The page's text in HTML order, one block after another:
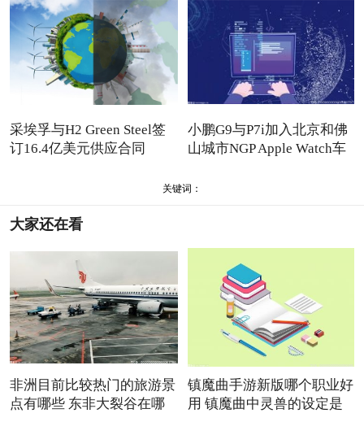
采埃孚与H2 Green Steel签
订16.4亿美元供应合同
小鹏G9与P7i加入北京和佛
山城市NGP Apple Watch车
关键词：
大家还在看
非洲目前比较热门的旅游景
点有哪些 东非大裂谷在哪
镇魔曲手游新版哪个职业好
用 镇魔曲中灵兽的设定是